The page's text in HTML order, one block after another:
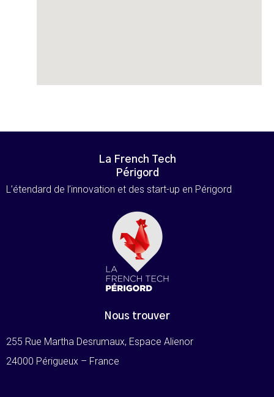
La French Tech
Périgord
L’étendard de l’innovation et des start-up en Périgord
Nous trouver
255 Rue Martha Desrumaux, Espace Alienor
24000 Périgueux – France